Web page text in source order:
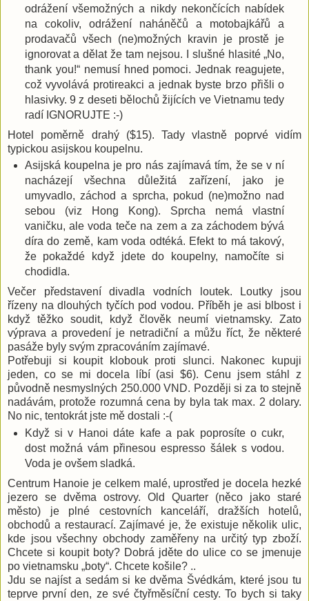
odrážení všemožných a nikdy nekončících nabídek
na cokoliv, odrážení naháněčů a motobajkářů a
prodavačů všech (ne)možných kravin je prostě je
ignorovat a dělat že tam nejsou. I slušné hlasité „No,
thank you!“ nemusí hned pomoci. Jednak reagujete,
což vyvolává protireakci a jednak byste brzo přišli o
hlasivky. 9 z deseti bělochů žijících ve Vietnamu tedy
radí IGNORUJTE :-)
Hotel poměrně drahý ($15). Tady vlastně poprvé vidím
typickou asijskou koupelnu.
Asijská koupelna je pro nás zajímavá tím, že se v ní
nacházejí všechna důležitá zařízení, jako je
umyvadlo, záchod a sprcha, pokud (ne)možno nad
sebou (viz Hong Kong). Sprcha nemá vlastní
vaničku, ale voda teče na zem a za záchodem bývá
díra do země, kam voda odtéká. Efekt to má takový,
že pokaždé když jdete do koupelny, namočíte si
chodidla.
Večer představení divadla vodních loutek. Loutky jsou
řízeny na dlouhých tyčích pod vodou. Příběh je asi blbost i
když těžko soudit, když člověk neumí vietnamsky. Zato
výprava a provedení je netradiční a můžu říct, že některé
pasáže byly svým zpracováním zajímavé.
Potřebuji si koupit klobouk proti slunci. Nakonec kupuji
jeden, co se mi docela líbí (asi $6). Cenu jsem stáhl z
původně nesmyslných 250.000 VND. Později si za to stejně
nadávám, protože rozumná cena by byla tak max. 2 dolary.
No nic, tentokrát jste mě dostali :-(
Když si v Hanoi dáte kafe a pak poprosíte o cukr,
dost možná vám přinesou espresso šálek s vodou.
Voda je ovšem sladká.
Centrum Hanoie je celkem malé, uprostřed je docela hezké
jezero se dvěma ostrovy. Old Quarter (něco jako staré
město) je plné cestovních kanceláří, dražších hotelů,
obchodů a restaurací. Zajímavé je, že existuje několik ulic,
kde jsou všechny obchody zaměřeny na určitý typ zboží.
Chcete si koupit boty? Dobrá jděte do ulice co se jmenuje
po vietnamsku „boty“. Chcete košile? ..
Jdu se najíst a sedám si ke dvěma Švédkám, které jsou tu
teprve první den, ze své čtyřměsíční cesty. To bych si taky